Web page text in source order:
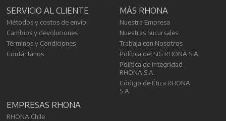
SERVICIO AL CLIENTE
Métodos y costos de envío
Cambios y devoluciones
Términos y Condiciones
Contáctanos
MÁS RHONA
Nuestra Empresa
Nuestras Sucursales
Trabaja con Nosotros
Política del SIG RHONA S.A.
Política de Integridad
RHONA S.A.
Código de Ética RHONA
S.A.
EMPRESAS RHONA
RHONA Chile